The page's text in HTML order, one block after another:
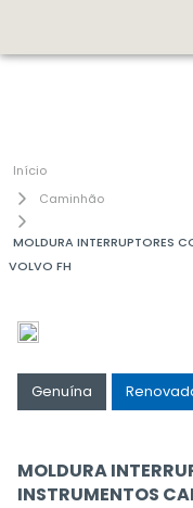
Caminhão
MOLDURA INTERRUPTORES
VOLVO FH
Genuína
MOLDURA
INSTRUMENTOS